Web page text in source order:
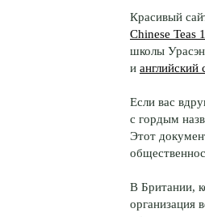
Красивый
Chinese Teas
школы
и английский
Если вас
с гордым
Этот
В Британии,
организация